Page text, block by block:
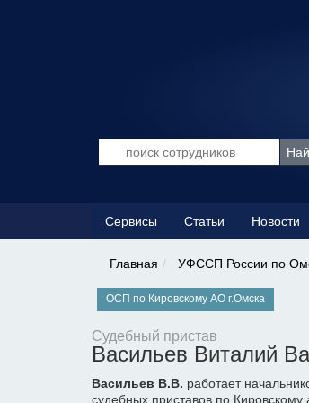
Сервисы Статьи Новости
Главная УФССП России по
ОСП по Кировскому АО г.Омска
Судебный пристав
Васильев Виталий
Васильев В.В. работает
судебных приставов по